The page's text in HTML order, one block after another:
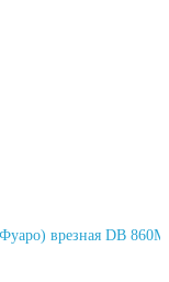
врезная DB